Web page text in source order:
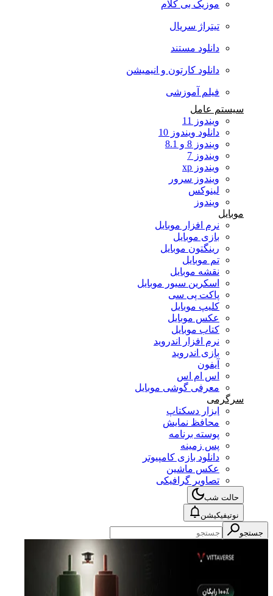
موزیک بی کلام
تیتراژ سریال
دانلود مستند
دانلود کارتون و انیمیشن
فیلم آموزشی
سیستم عامل
ویندوز 11
دانلود ویندوز 10
ویندوز 8 و 8.1
ویندوز 7
ویندوز xp
ویندوز سرور
لینوکس
ویندوز
موبایل
نرم افزار موبایل
بازی موبایل
رینگتون موبایل
تم موبایل
نقشه موبایل
اسکرین سیور موبایل
پاکت پی سی
کلیپ موبایل
عکس موبایل
کتاب موبایل
نرم افزار اندروید
بازی اندروید
آیفون
اس ام اس
معرفی گوشی موبایل
سرگرمی
ابزار دسکتاپ
محافظ نمایش
پوسته برنامه
پس زمینه
دانلود بازی کامپیوتر
عکس ماشین
تصاویر گرافیکی
حالت شب
نوتیفیکیشن
جستجو